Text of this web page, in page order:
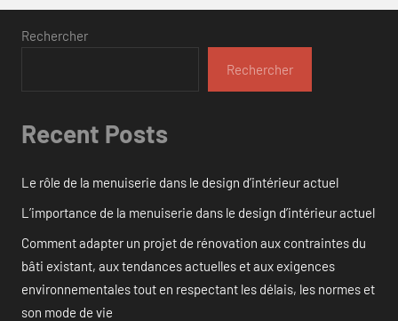
Rechercher
Rechercher
Recent Posts
Le rôle de la menuiserie dans le design d’intérieur actuel
L’importance de la menuiserie dans le design d’intérieur actuel
Comment adapter un projet de rénovation aux contraintes du
bâti existant, aux tendances actuelles et aux exigences
environnementales tout en respectant les délais, les normes et
son mode de vie